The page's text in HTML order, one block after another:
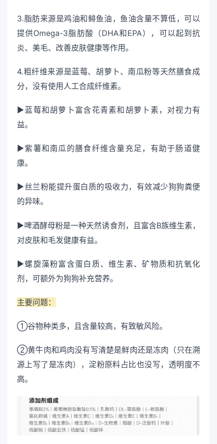
3.脂肪来源是鸡油和鲱鱼油，鱼油含量不算低，可以
提供Omega-3脂肪酸（DHA和EPA），可以起到抗
炎、美毛、改善皮肤健康等作用。
4.粗纤维来源是蓝莓、胡萝卜、南瓜粉等天然膳食成
分，没有使用人工合成纤维素。
▶蓝莓和胡萝卜富含花青素和胡萝卜素，对视力有
益。
▶紫薯和南瓜的膳食纤维含量充足，有助于肠道健
康。
▶丝兰粉能提升蛋白质的吸收力，有效减少狗狗粪便
的异味。
▶啤酒酵母粉是一种天然诱食剂，且富含B族维生素，
对皮肤和毛发健康有益。
▶螺旋藻粉富含蛋白质、维生素、矿物质和抗氧化
剂，可额外为狗狗补充营养。
主要问题：
①谷物种类多，且含量较高，有致敏风险。
②黄牛肉和鸡肉没有写清楚是鲜肉还是冻肉（只在溯
源上写了是冻肉），淀粉原料占比也没写，透明度不
高。